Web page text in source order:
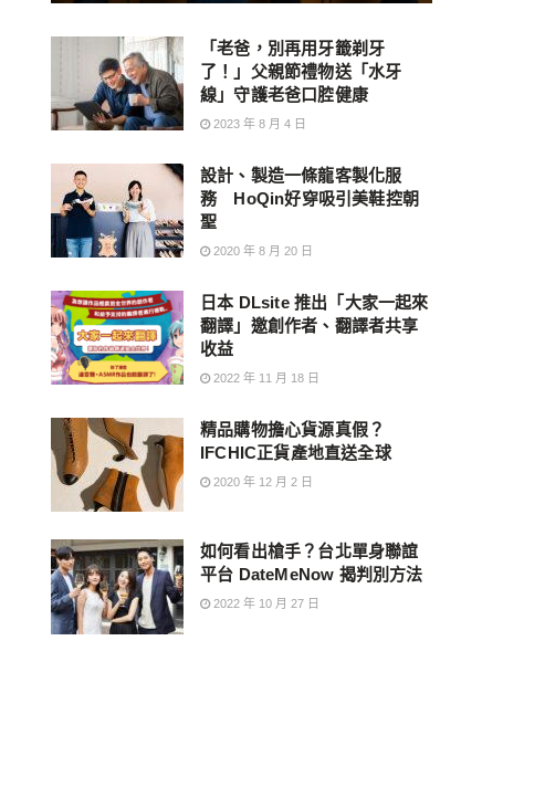
「老爸，別再用牙籤剃牙
了！」父親節禮物送「水牙
線」守護老爸口腔健康
2023 年 8 月 4 日
設計、製造一條龍客製化服
務 HoQin好穿吸引美鞋控朝
聖
2020 年 8 月 20 日
日本 DLsite 推出「大家一起來
翻譯」邀創作者、翻譯者共享
收益
2022 年 11 月 18 日
精品購物擔心貨源真假？
IFCHIC正貨產地直送全球
2020 年 12 月 2 日
如何看出槍手？台北單身聯誼
平台 DateMeNow 揭判別方法
2022 年 10 月 27 日